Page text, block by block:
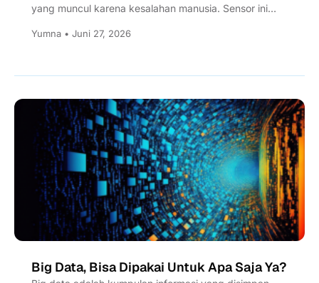
yang muncul karena kesalahan manusia. Sensor ini
Yumna • Juni 27, 2026
Big Data, Bisa Dipakai Untuk Apa Saja Ya?